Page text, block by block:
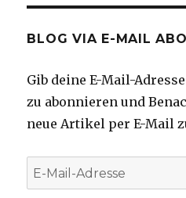
BLOG VIA E-MAIL
Gib deine E-Mail-
zu abonnieren und
neue Artikel per E-Mail
E-
Mail-